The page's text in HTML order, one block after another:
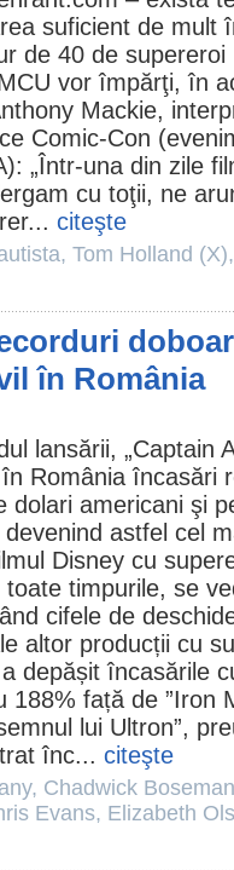
suficient de mult
de 40 de
vor împărţi, în
Mackie,
Comic-Con
„Într-una din zile
cu toţii, ne
citeşte
, Tom Holland (X)
în România
lansării, „Captain
România încasări
dolari americani şi
astfel cel
Disney cu
timpurile, se
cifele de
altor producții cu
depășit încasările
188% față de ”Iron
lui Ultron”,
înc... citeşte
, Chadwick Boseman
Evans, Elizabeth